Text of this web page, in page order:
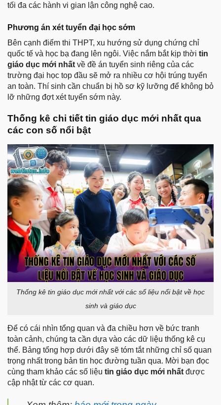
tối đa các hành vi gian lận công nghệ cao.
Phương án xét tuyển đại học sớm
Bên cạnh điểm thi THPT, xu hướng sử dụng chứng chỉ
quốc tế và học bạ đang lên ngôi. Việc nắm bắt kịp thời tin
giáo dục mới nhất về đề án tuyển sinh riêng của các
trường đại học top đầu sẽ mở ra nhiều cơ hội trúng tuyển
an toàn. Thí sinh cần chuẩn bị hồ sơ kỹ lưỡng để không bỏ
lỡ những đợt xét tuyển sớm này.
Thống kê chi tiết tin giáo dục mới nhất qua
các con số nổi bật
Thống kê tin giáo dục mới nhất với các số liệu nổi bật về học
sinh và giáo dục
Để có cái nhìn tổng quan và đa chiều hơn về bức tranh
toàn cảnh, chúng ta cần dựa vào các dữ liệu thống kê cụ
thể. Bảng tổng hợp dưới đây sẽ tóm tắt những chỉ số quan
trọng nhất trong bản tin học đường tuần qua. Mời bạn đọc
cùng tham khảo các số liệu tin giáo dục mới nhấtđược
cập nhật từ các cơ quan.